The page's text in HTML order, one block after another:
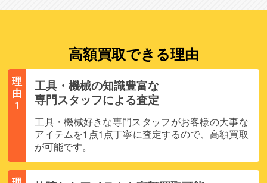
高額買取できる理由
理
由
1
工具・機械の知識豊富な
専門スタッフによる査定
工具・機械好きな専門スタッフがお客様の大事な
アイテムを1点1点丁寧に査定するので、高額買取
が可能です。